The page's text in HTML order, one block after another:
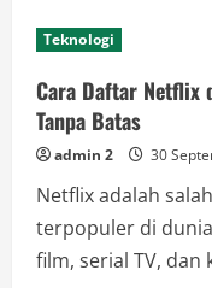
Teknologi
Cara Daftar Netflix
Tanpa Batas
admin 2 30
Netflix adalah
terpopuler di
film, serial TV, dan